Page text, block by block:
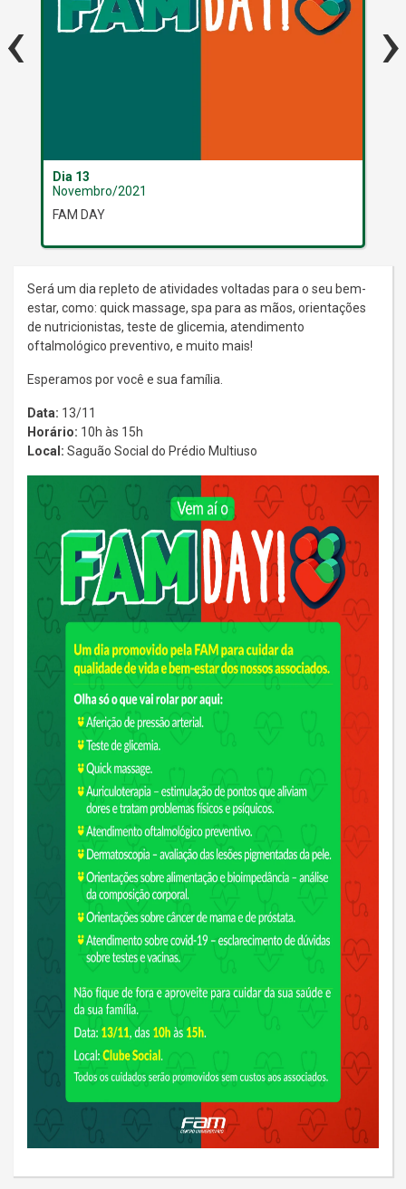
Dia 13
Novembro/2021
FAM DAY
‹ ›
Será um dia repleto de atividades voltadas para o seu bem-
estar, como: quick massage, spa para as mãos, orientações
de nutricionistas, teste de glicemia, atendimento
oftalmológico preventivo, e muito mais!
Esperamos por você e sua família.
Data: 13/11
Horário: 10h às 15h
Local: Saguão Social do Prédio Multiuso